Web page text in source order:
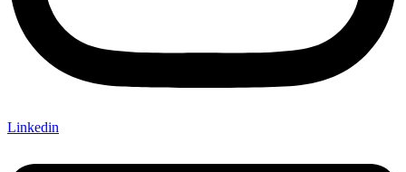
Linkedin